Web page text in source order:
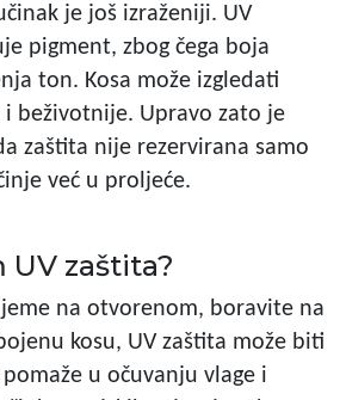
je još izraženiji. UV
pigment, zbog čega boja
ton. Kosa može izgledati
beživotnije. Upravo zato je
zaštita nije rezervirana samo
već u proljeće.
UV zaštita?
na otvorenom, boravite na
kosu, UV zaštita može biti
u očuvanju vlage i